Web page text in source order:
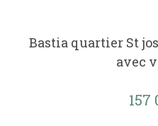
Bastia quartier St
avec
157